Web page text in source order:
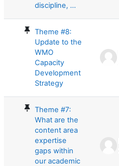
discipline, ...
Theme #8:
Update to the
WMO
Capacity
Development
Strategy
Theme #7:
What are the
content area
expertise
gaps within
our academic